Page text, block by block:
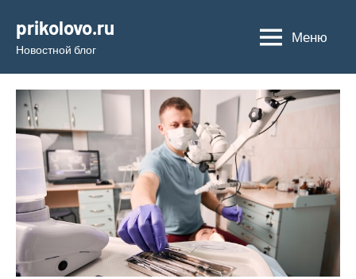
содержимому
prikolovo.ru
Новостной блог
Меню